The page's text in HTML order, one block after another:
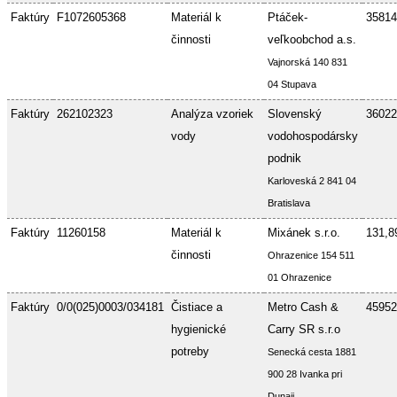
Faktúry F1072605368
Materiál k
činnosti
Ptáček-
veľkoobchod a.s.
Vajnorská 140 831
04 Stupava
Faktúry 262102323
Analýza vzoriek
vody
Slovenský
vodohospodársky
podnik
Karloveská 2 841 04
Bratislava
Faktúry 11260158
Materiál k
činnosti
Mixánek s.r.o.
Ohrazenice 154 511
01 Ohrazenice
Faktúry 0/0(025)0003/034181 Čistiace a
hygienické
potreby
Metro Cash &
Carry SR s.r.o
Senecká cesta 1881
900 28 Ivanka pri